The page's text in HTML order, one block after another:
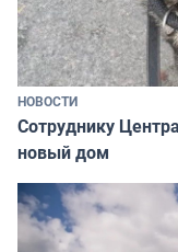
НОВОСТИ
Сотруднику
новый дом